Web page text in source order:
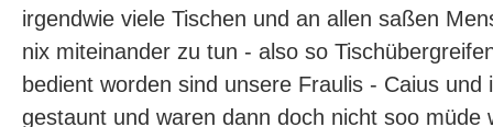
irgendwie viele Tischen und an allen saßen
nix miteinander zu tun - also so
bedient worden sind unsere Fraulis - Caius und
gestaunt und waren dann doch nicht soo müde